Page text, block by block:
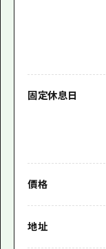
固定休息日
價格
地址